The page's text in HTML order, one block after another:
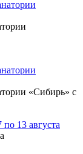
«Сибирь» с